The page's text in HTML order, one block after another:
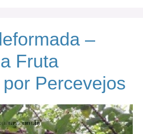
–
Fruta
Percevejos